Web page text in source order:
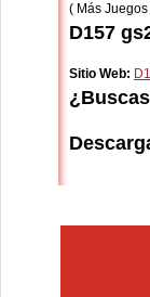
( Más
D157
Sitio Web: